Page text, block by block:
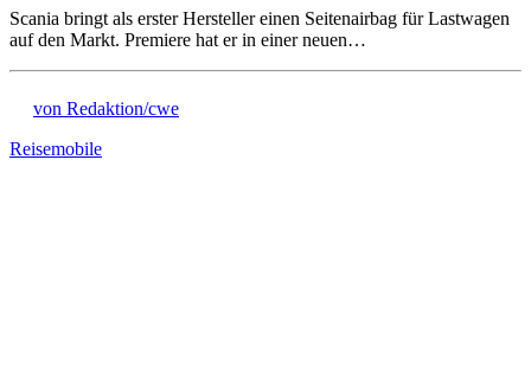
Scania bringt als erster Hersteller einen Seitenairbag für Lastwagen
auf den Markt. Premiere hat er in einer neuen…
von Redaktion/cwe
Reisemobile